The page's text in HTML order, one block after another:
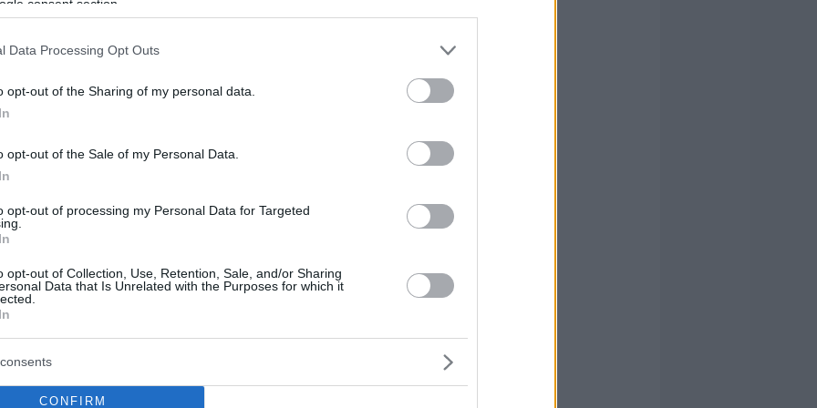
consent section.
Data Processing Opt Outs
opt-out of the Sharing of my personal data.
opt-out of the Sale of my Personal Data.
opt-out of processing my Personal Data for Targeted
opt-out of Collection, Use, Retention, Sale, and/or Sharing
Data that Is Unrelated with the Purposes for which it
CONFIRM
Αλλά προσωπικά αναρωτιέμαι ένα πράγμα.
Sasha #Obradovicresponding on
on decision making during the
wondering did we watched same
May 20, 2023
του αγώνα με τονΟλυμπιακόο Τζέιμς